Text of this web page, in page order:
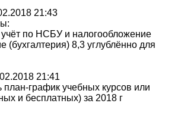
21:43
учёт по НСБУ и налогообложение
(бухгалтерия) 8,3 углублённо для
21:41
график учебных курсов или
и бесплатных) за 2018 г